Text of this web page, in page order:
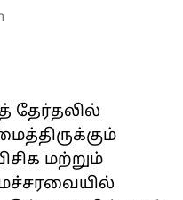
தேர்தலில்
மற்றும்